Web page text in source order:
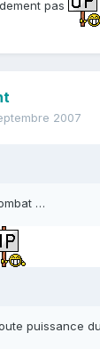
pas
2007
…
puissance